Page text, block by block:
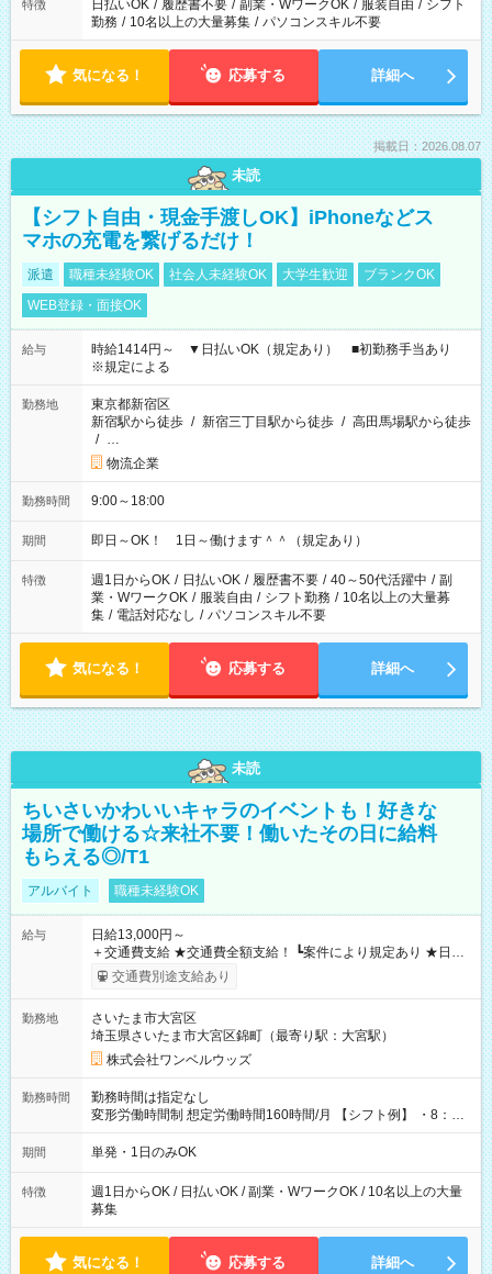
特徴 日払いOK / 履歴書不要 / 副業・WワークOK / 服装自由 / シフト
勤務 / 10名以上の大量募集 / パソコンスキル不要
気になる！ 応募する 詳細へ
掲載日：2026.08.07
未読
【シフト自由・現金手渡しOK】iPhoneなどス
マホの充電を繋げるだけ！
派遣 職種未経験OK 社会人未経験OK 大学生歓迎
ブランクOK
WEB登録・面接OK
給与
時給1414円～ ▼日払いOK（規定あり） ■初勤務手当あり
※規定による
勤務地
東京都新宿区
新宿駅から徒歩 / 新宿三丁目駅から徒歩 / 高田馬場駅から徒歩
/ …
物流企業
勤務時間 9:00～18:00
期間 即日～OK！ 1日～働けます＾＾（規定あり）
特徴 週1日からOK / 日払いOK / 履歴書不要 / 40～50代活躍中 / 副
業・WワークOK / 服装自由 / シフト勤務 / 10名以上の大量募
集 / 電話対応なし / パソコンスキル不要
気になる！ 応募する 詳細へ
未読
ちいさいかわいいキャラのイベントも！好きな
場所で働ける☆来社不要！働いたその日に給料
もらえる◎/T1
アルバイト 職種未経験OK
給与
日給13,000円～
＋交通費支給 ★交通費全額支給！ ┗案件により規定あり ★日払
いOK！（規定あり） ┗働いたその日に現金GET♪ お仕事後はコ
ンビニATMから 日払い分を引き落とせます！ 【試用期間】試
交通費別途支給あり
勤務地
さいたま市大宮区
埼玉県さいたま市大宮区錦町（最寄り駅：大宮駅）
株式会社ワンベルウッズ
勤務時間
勤務時間は指定なし
変形労働時間制 想定労働時間160時間/月 【シフト例】 ・8：00
～21：00
期間 単発・1日のみOK
特徴
週1日からOK / 日払いOK / 副業・WワークOK / 10名以上の大量
募集
気になる！ 応募する 詳細へ